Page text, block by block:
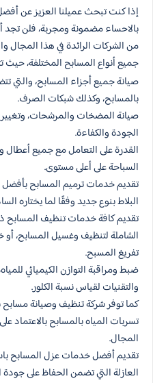
إذا كنت تبحث عميلنا العزيز عن
بالاحساء مضمونة ومجربة، فلن
من الشركات الرائدة في هذا المجال
جميع أنواع المسابح المختلفة، حيث
صيانة جميع أجزاء المسابح، والتي
بالمسابح، وكذلك شبكات الصرف.
صيانة المضخات والمرشحات، وتغيير
الجودة والكفاءة.
القدرة على التعامل مع جميع
السباحة على أعلى مستوى.
تقديم خدمات ترميم المسابح بأفضل
البلاط بنوع جديد وفقًا لما يختاره
تقديم كافة خدمات تنظيف المسابح
الشاملة لتنظيف وغسيل المسابح،
تفريغ المسبح.
ضبط ومراقبة التوازن الكيميائي
والتقنيات لقياس نسبة الكلور.
كما توفر شركة تنظيف وصيانة
تسربات المياه بالمسابح
المجال.
تقديم أفضل خدمات عزل المسابح
العازلة التي تضمن الحفاظ على